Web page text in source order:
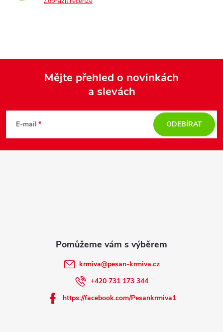
p
Mějte přehled o novinkách
a slevách
E-mail ODEBÍRAT
krmiva@pesan-krmiva.cz
+420 731 173 344
https://facebook.com/Pesankrmiva1